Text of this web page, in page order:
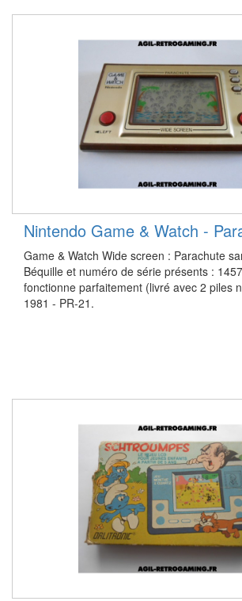
Nintendo Game & Watch -
Game & Watch Wide screen : Parachute
Béquille et numéro de série présents :
fonctionne parfaitement (livré avec 2 piles
1981 - PR-21.